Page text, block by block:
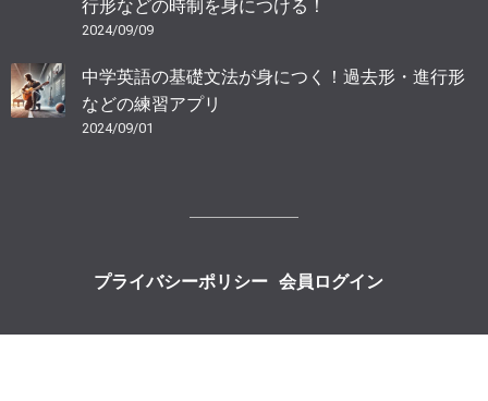
行形などの時制を身につける！
2024/09/09
中学英語の基礎文法が身につく！過去形・進行形
などの練習アプリ
2024/09/01
プライバシーポリシー 会員ログイン